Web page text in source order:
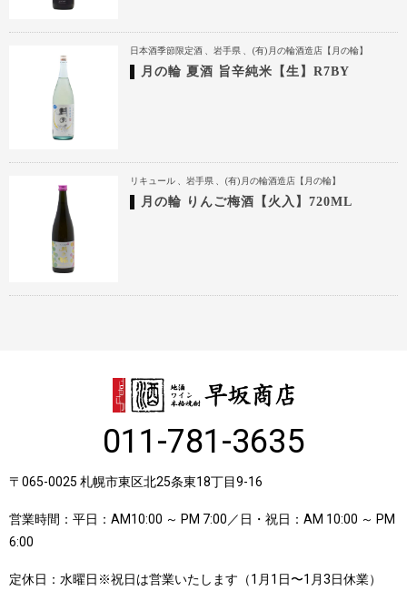
日本酒季節限定酒 岩手県 (有)月の輪酒造店【月の輪】
月の輪 夏酒 旨辛純米【生】R7BY
リキュール 岩手県 (有)月の輪酒造店【月の輪】
月の輪 りんご梅酒【火入】720ML
011-781-3635
〒065-0025 札幌市東区北25条東18丁目9-16
営業時間：平日：AM10:00 ～ PM 7:00／日・祝日：AM 10:00 ～ PM
6:00
定休日：水曜日※祝日は営業いたします（1月1日〜1月3日休業）